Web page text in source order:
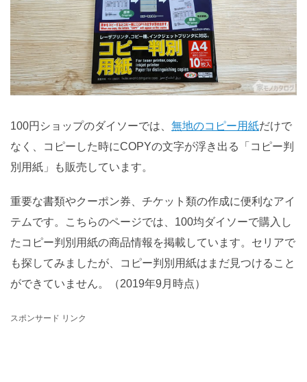
100円ショップのダイソーでは、 無地のコピー用紙だけで
なく、コピーした時にCOPYの文字が浮き出る「コピー判
別用紙」も販売しています。
重要な書類やクーポン券、チケット類の作成に便利なアイ
テムです。こちらのページでは、100均ダイソーで購入し
たコピー判別用紙の商品情報を掲載しています。セリアで
も探してみましたが、コピー判別用紙はまだ見つけること
ができていません。（2019年9月時点）
スポンサード リンク